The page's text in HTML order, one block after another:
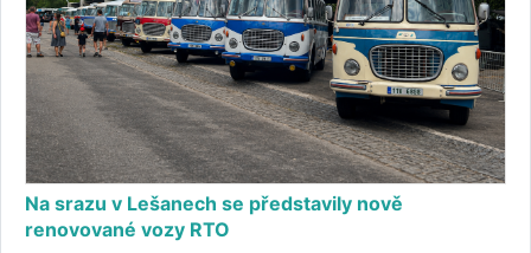
Na srazu v Lešanech se představily nově
renovované vozy RTO